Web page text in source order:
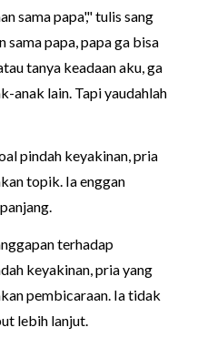
sama papa'," tulis sang
sama papa, papa ga bisa
tanya keadaan aku, ga
anak lain. Tapi yaudahlah
pindah keyakinan, pria
topik. Ia enggan
terhadap
keyakinan, pria yang
pembicaraan. Ia tidak
lebih lanjut.